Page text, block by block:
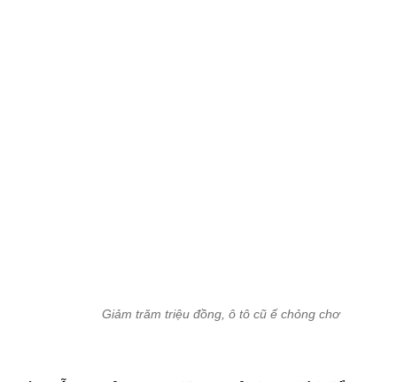
được giảm giá từ 15% đến 35% so với mức giá bán